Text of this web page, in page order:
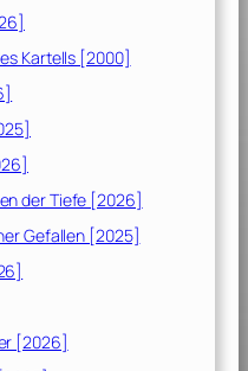
Kartells [2000]
der Tiefe [2026]
Gefallen [2025]
[2026]